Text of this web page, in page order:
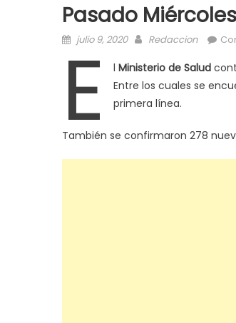
Pasado Miércoles
Posted
julio 9, 2020 Author
Redaccion
E l Ministerio de Salud
Entre los cuales se
primera línea.
También se confirmaron 278